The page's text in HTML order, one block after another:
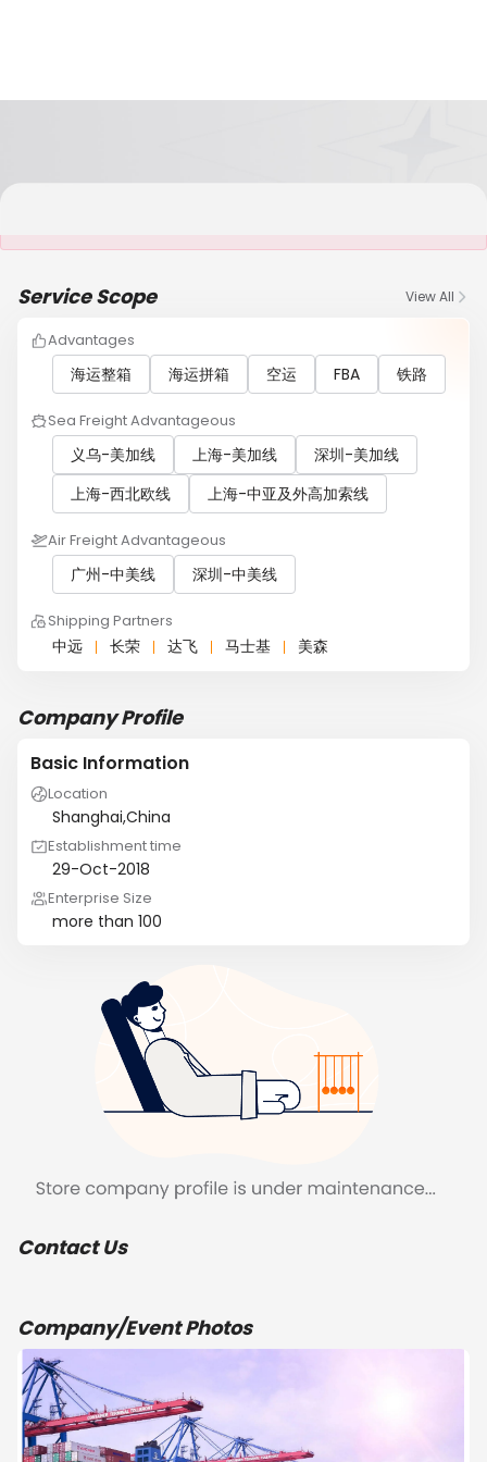
Service Scope View All
Advantages
海运整箱 海运拼箱 空运 FBA 铁路
Sea Freight Advantageous
义乌-美加线 上海-美加线
深圳-美加线
上海-西北欧线
上海-中亚及外高加索线
Air Freight Advantageous
广州-中美线 深圳-中美线
Shipping Partners
中远 长荣 达飞 马士基 美森
Company Profile
Basic Information
Location
Shanghai,China
Establishment time
29-Oct-2018
Enterprise Size
more than 100
Contact Us
Company/Event Photos